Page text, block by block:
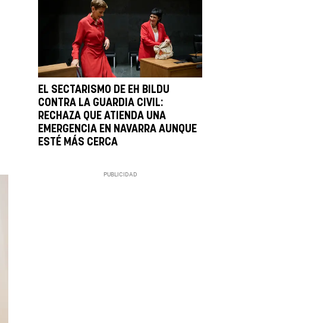
EL SECTARISMO DE EH BILDU
CONTRA LA GUARDIA CIVIL:
RECHAZA QUE ATIENDA UNA
EMERGENCIA EN NAVARRA AUNQUE
ESTÉ MÁS CERCA